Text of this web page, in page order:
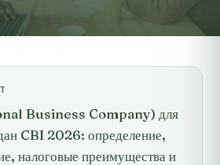
Business Company) для
CBI 2026: определение,
налоговые преимущества и